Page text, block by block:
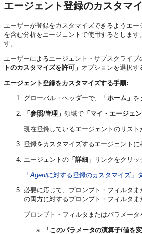
エージェント登録のカスタマ
ユーザーが登録をカスタマイズできるようエ
を含む分析をエージェントで使用するとしま
す。
ユーザーによるエージェント・サブスクライ
トのカスタマイズを許可」 オプションを選択す
エージェント登録をカスタマイズする手順:
グローバル・ヘッダーで、 「ホーム」 を
「参照/管理」 領域で 「マイ・エージェ
現在登録しているエージェントのリス
登録をカスタマイズするエージェントに
エージェントの 「詳細」 リンクをクリッ
「 Agentに対する登録のカスタマイズ」
必要に応じて、プロンプト・フィルタ
の両方に対するプロンプト・フィルタ
プロンプト・フィルタまたはパラメー
「このパラメータの演算子/値を変